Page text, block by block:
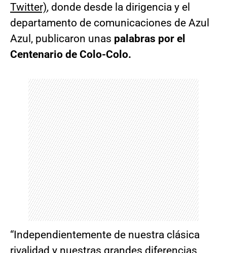
Twitter), donde desde la dirigencia y el
departamento de comunicaciones de Azul
Azul, publicaron unas palabras por el
Centenario de Colo-Colo.
“Independientemente de nuestra clásica